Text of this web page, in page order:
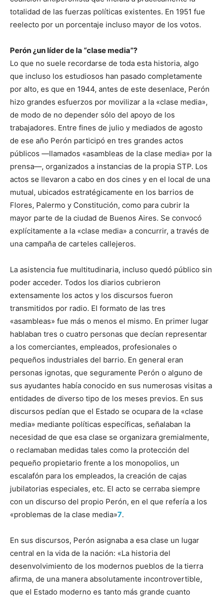
totalidad de las fuerzas políticas existentes. En 1951 fue
reelecto por un porcentaje incluso mayor de los votos.
Perón ¿un líder de la “clase media”?
Lo que no suele recordarse de toda esta historia, algo
que incluso los estudiosos han pasado completamente
por alto, es que en 1944, antes de este desenlace, Perón
hizo grandes esfuerzos por movilizar a la «clase media»,
de modo de no depender sólo del apoyo de los
trabajadores. Entre fines de julio y mediados de agosto
de ese año Perón participó en tres grandes actos
públicos —llamados «asambleas de la clase media» por la
prensa—, organizados a instancias de la propia STP. Los
actos se llevaron a cabo en dos cines y en el local de una
mutual, ubicados estratégicamente en los barrios de
Flores, Palermo y Constitución, como para cubrir la
mayor parte de la ciudad de Buenos Aires. Se convocó
explícitamente a la «clase media» a concurrir, a través de
una campaña de carteles callejeros.
La asistencia fue multitudinaria, incluso quedó público sin
poder acceder. Todos los diarios cubrieron
extensamente los actos y los discursos fueron
transmitidos por radio. El formato de las tres
«asambleas» fue más o menos el mismo. En primer lugar
hablaban tres o cuatro personas que decían representar
a los comerciantes, empleados, profesionales o
pequeños industriales del barrio. En general eran
personas ignotas, que seguramente Perón o alguno de
sus ayudantes había conocido en sus numerosas visitas a
entidades de diverso tipo de los meses previos. En sus
discursos pedían que el Estado se ocupara de la «clase
media» mediante políticas específicas, señalaban la
necesidad de que esa clase se organizara gremialmente,
o reclamaban medidas tales como la protección del
pequeño propietario frente a los monopolios, un
escalafón para los empleados, la creación de cajas
jubilatorias especiales, etc. El acto se cerraba siempre
con un discurso del propio Perón, en el que refería a los
«problemas de la clase media»7.
En sus discursos, Perón asignaba a esa clase un lugar
central en la vida de la nación: «La historia del
desenvolvimiento de los modernos pueblos de la tierra
afirma, de una manera absolutamente incontrovertible,
que el Estado moderno es tanto más grande cuanto